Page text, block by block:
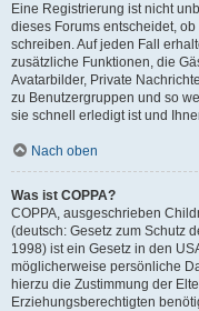
Eine Registrierung ist nicht
dieses Forums entscheidet,
schreiben. Auf jeden Fall
zusätzliche Funktionen, die
Avatarbilder, Private
zu Benutzergruppen und so
sie schnell erledigt ist und
Nach oben
Was ist COPPA?
COPPA, ausgeschrieben
(deutsch: Gesetz zum Schutz
1998) ist ein Gesetz in den
möglicherweise persönliche
hierzu die Zustimmung der
Erziehungsberechtigten